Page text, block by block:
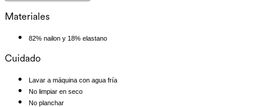
Materiales
82% nailon y 18% elastano
Cuidado
Lavar a máquina con agua fría
No limpiar en seco
No planchar